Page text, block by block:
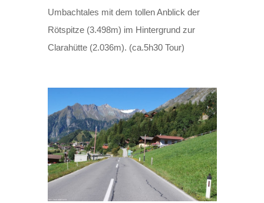
Umbachtales mit dem tollen Anblick der
Rötspitze (3.498m) im Hintergrund zur
Clarahütte (2.036m). (ca.5h30 Tour)